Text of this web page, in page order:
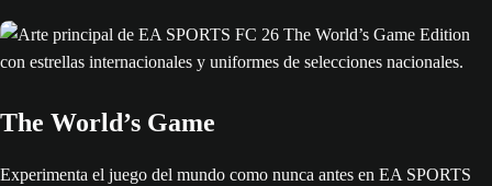
The World’s Game
Experimenta el juego del mundo como nunca antes en EA SPORTS